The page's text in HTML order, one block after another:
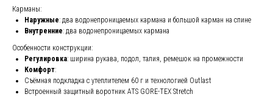
Карманы:
Наружные: два водонепроницаемых кармана и большой карман на спине
Внутренние: два водонепроницаемых кармана
Особенности конструкции:
Регулировка: ширина рукава, подол, талия, ремешок на промежности
Комфорт:
Съёмная подкладка с утеплителем 60 г и технологией Outlast
Встроенный защитный воротник ATS GORE-TEX Stretch